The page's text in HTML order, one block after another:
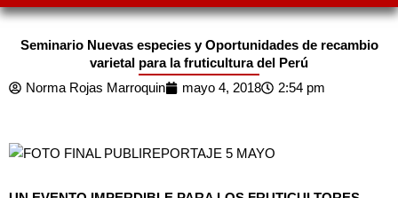
Seminario Nuevas especies y Oportunidades de recambio
varietal para la fruticultura del Perú
Norma Rojas Marroquin
mayo 4, 2018 2:54 pm